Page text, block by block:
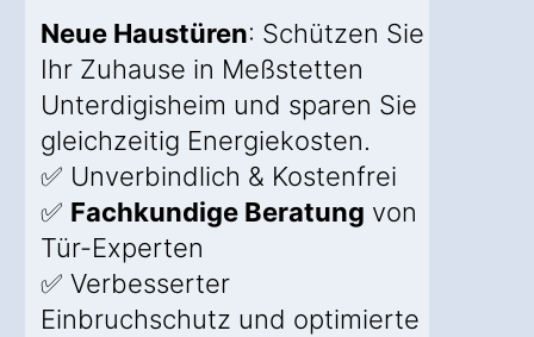
Neue Haustüren: Schützen Sie
Ihr Zuhause in Meßstetten
Unterdigisheim und sparen Sie
gleichzeitig Energiekosten.
✅ Unverbindlich & Kostenfrei
✅ Fachkundige Beratung von
Tür-Experten
✅ Verbesserter
Einbruchschutz und optimierte